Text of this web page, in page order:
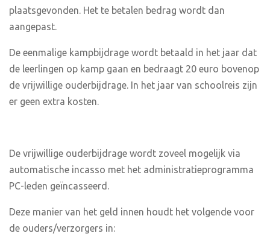
plaatsgevonden. Het te betalen bedrag wordt dan
aangepast.
De eenmalige kampbijdrage wordt betaald in het jaar dat
de leerlingen op kamp gaan en bedraagt 20 euro bovenop
de vrijwillige ouderbijdrage. In het jaar van schoolreis zijn
er geen extra kosten.
De vrijwillige ouderbijdrage wordt zoveel mogelijk via
automatische incasso met het administratieprogramma
PC-leden geïncasseerd.
Deze manier van het geld innen houdt het volgende voor
de ouders/verzorgers in: